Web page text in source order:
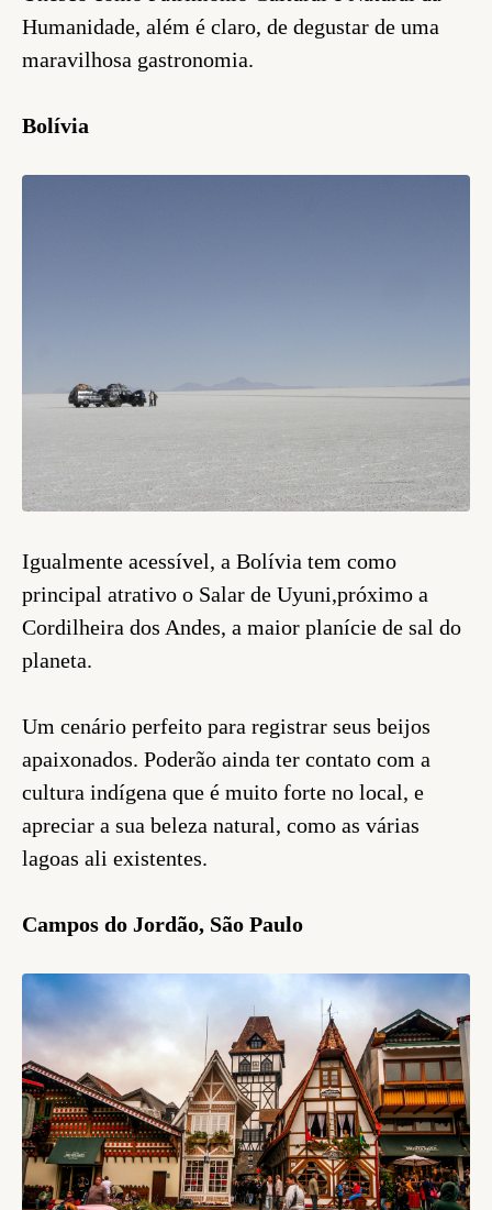
Humanidade, além é claro, de degustar de uma
maravilhosa gastronomia.
Bolívia
Igualmente acessível, a Bolívia tem como
principal atrativo o Salar de Uyuni,próximo a
Cordilheira dos Andes, a maior planície de sal do
planeta.
Um cenário perfeito para registrar seus beijos
apaixonados. Poderão ainda ter contato com a
cultura indígena que é muito forte no local, e
apreciar a sua beleza natural, como as várias
lagoas ali existentes.
Campos do Jordão, São Paulo